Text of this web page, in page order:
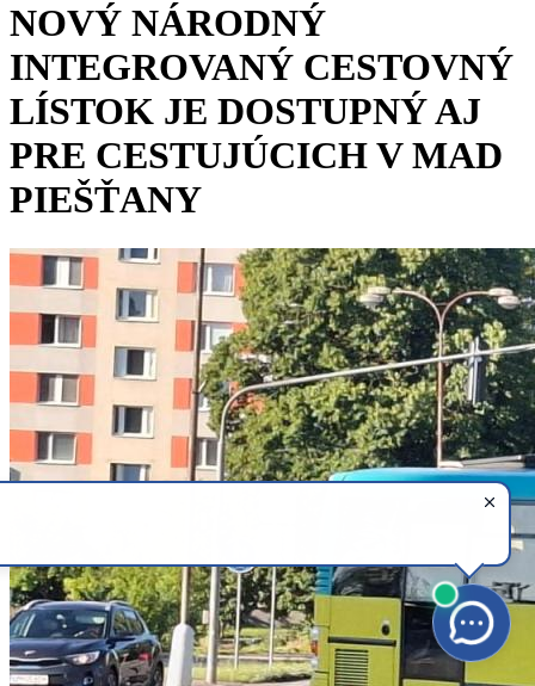
NOVÝ NÁRODNÝ
INTEGROVANÝ CESTOVNÝ
LÍSTOK JE DOSTUPNÝ AJ
PRE CESTUJÚCICH V MAD
PIEŠŤANY